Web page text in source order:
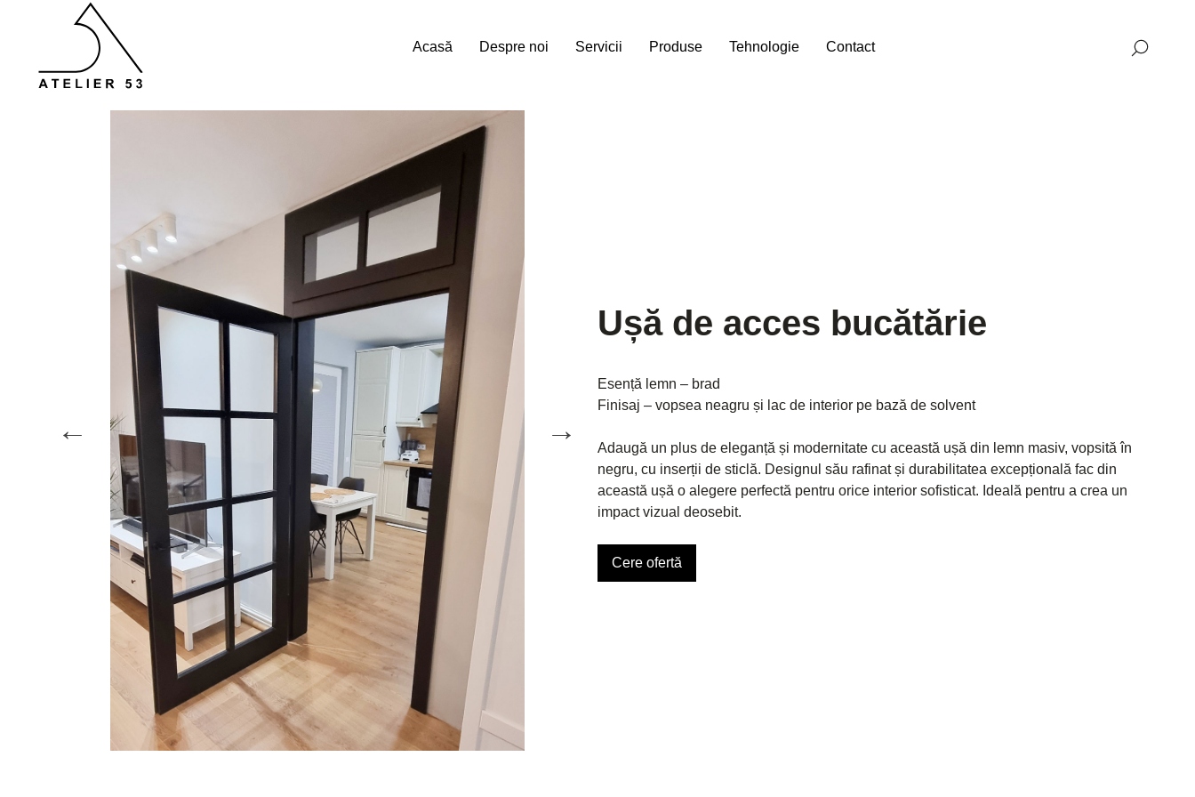
Acasă Despre noi Servicii Produse Tehnologie Contact
Ușă de acces bucătărie
Esență lemn – brad
Finisaj – vopsea neagru și lac de interior pe bază de solvent
Adaugă un plus de eleganță și modernitate cu această ușă din lemn masiv, vopsită în
negru, cu inserții de sticlă. Designul său rafinat și durabilitatea excepțională fac din
această ușă o alegere perfectă pentru orice interior sofisticat. Ideală pentru a crea un
impact vizual deosebit.
Cere ofertă